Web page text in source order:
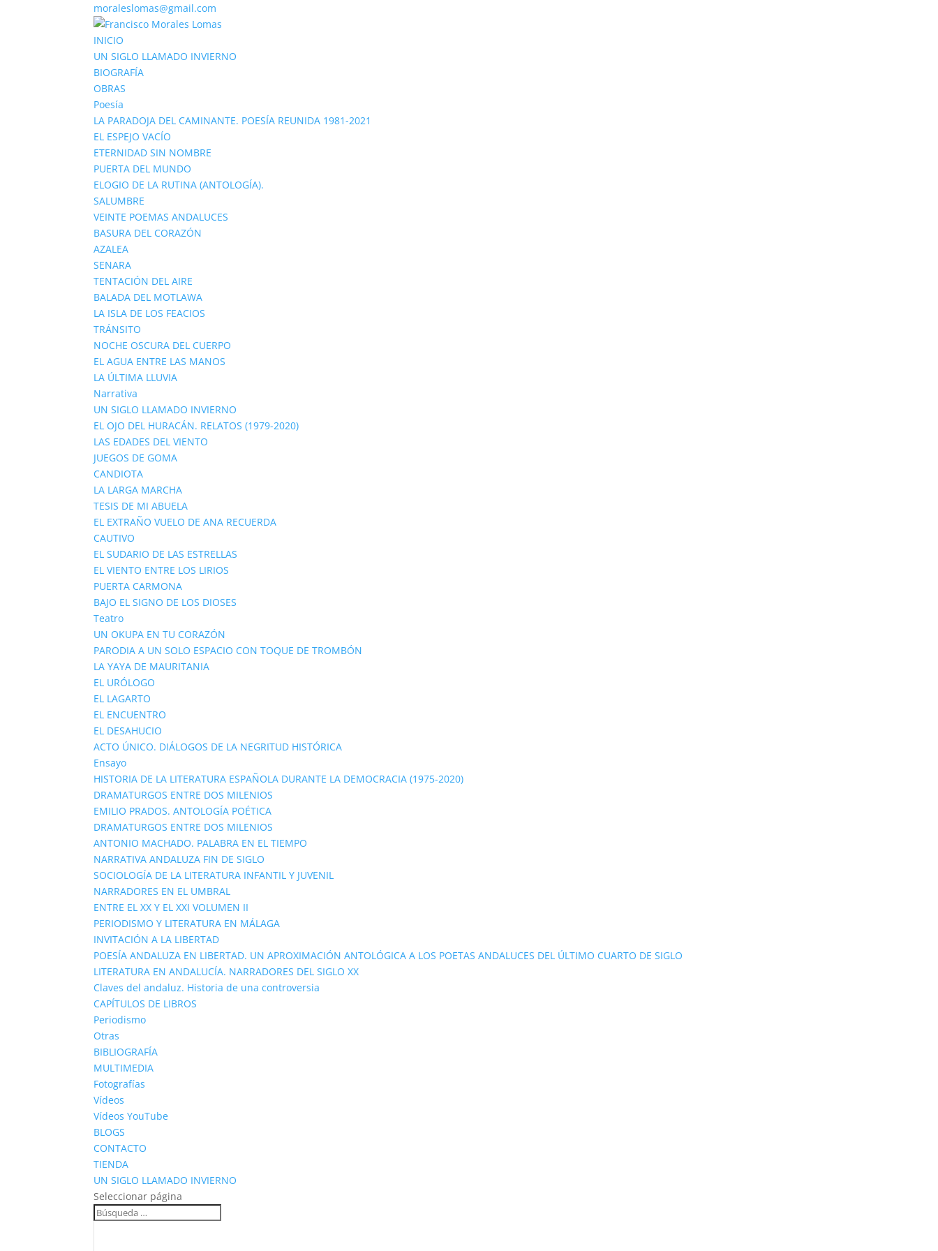
moraleslomas@gmail.com
INICIO
UN SIGLO LLAMADO INVIERNO
BIOGRAFÍA
OBRAS
Poesía
LA PARADOJA DEL CAMINANTE. POESÍA REUNIDA 1981-2021
EL ESPEJO VACÍO
ETERNIDAD SIN NOMBRE
PUERTA DEL MUNDO
ELOGIO DE LA RUTINA (ANTOLOGÍA).
SALUMBRE
VEINTE POEMAS ANDALUCES
BASURA DEL CORAZÓN
AZALEA
SENARA
TENTACIÓN DEL AIRE
BALADA DEL MOTLAWA
LA ISLA DE LOS FEACIOS
TRÁNSITO
NOCHE OSCURA DEL CUERPO
EL AGUA ENTRE LAS MANOS
LA ÚLTIMA LLUVIA
Narrativa
UN SIGLO LLAMADO INVIERNO
EL OJO DEL HURACÁN. RELATOS (1979-2020)
LAS EDADES DEL VIENTO
JUEGOS DE GOMA
CANDIOTA
LA LARGA MARCHA
TESIS DE MI ABUELA
EL EXTRAÑO VUELO DE ANA RECUERDA
CAUTIVO
EL SUDARIO DE LAS ESTRELLAS
EL VIENTO ENTRE LOS LIRIOS
PUERTA CARMONA
BAJO EL SIGNO DE LOS DIOSES
Teatro
UN OKUPA EN TU CORAZÓN
PARODIA A UN SOLO ESPACIO CON TOQUE DE TROMBÓN
LA YAYA DE MAURITANIA
EL URÓLOGO
EL LAGARTO
EL ENCUENTRO
EL DESAHUCIO
ACTO ÚNICO. DIÁLOGOS DE LA NEGRITUD HISTÓRICA
Ensayo
HISTORIA DE LA LITERATURA ESPAÑOLA DURANTE LA DEMOCRACIA (1975-2020)
DRAMATURGOS ENTRE DOS MILENIOS
EMILIO PRADOS. ANTOLOGÍA POÉTICA
DRAMATURGOS ENTRE DOS MILENIOS
ANTONIO MACHADO. PALABRA EN EL TIEMPO
NARRATIVA ANDALUZA FIN DE SIGLO
SOCIOLOGÍA DE LA LITERATURA INFANTIL Y JUVENIL
NARRADORES EN EL UMBRAL
ENTRE EL XX Y EL XXI VOLUMEN II
PERIODISMO Y LITERATURA EN MÁLAGA
INVITACIÓN A LA LIBERTAD
POESÍA ANDALUZA EN LIBERTAD. UN APROXIMACIÓN ANTOLÓGICA A LOS POETAS ANDALUCES DEL ÚLTIMO CUARTO DE SIGLO
LITERATURA EN ANDALUCÍA. NARRADORES DEL SIGLO XX
Claves del andaluz. Historia de una controversia
CAPÍTULOS DE LIBROS
Periodismo
Otras
BIBLIOGRAFÍA
MULTIMEDIA
Fotografías
Vídeos
Vídeos YouTube
BLOGS
CONTACTO
TIENDA
UN SIGLO LLAMADO INVIERNO
Seleccionar página